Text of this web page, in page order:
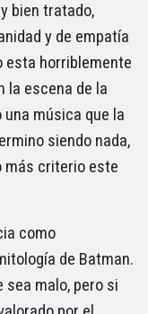
bien tratado,
y de empatía
esta horriblemente
la escena de la
música que la
siendo nada,
más criterio este
como
de Batman.
sea malo, pero si